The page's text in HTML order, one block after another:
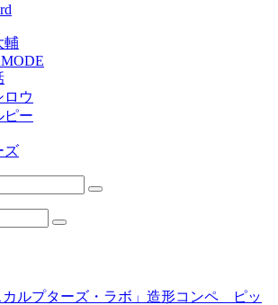
輔
ロウ
ピー
ズ
カルプターズ・ラボ」造形コンペ ピッ